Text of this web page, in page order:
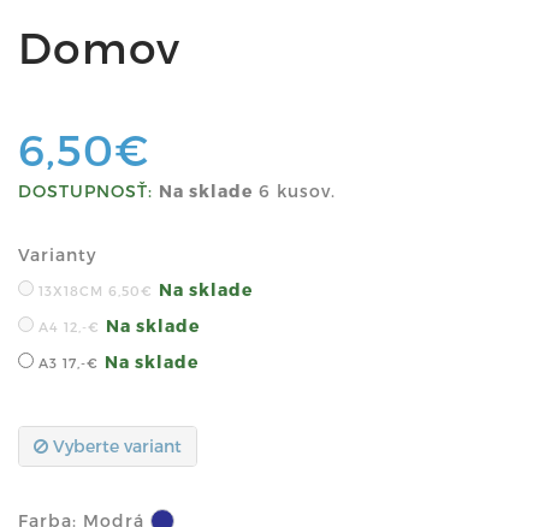
Domov
6,50€
DOSTUPNOSŤ: Na sklade 6 kusov.
Varianty
13X18CM 6,50€ Na sklade
A4 12,-€ Na sklade
A3 17,-€ Na sklade
Vyberte variant
Farba: Modrá